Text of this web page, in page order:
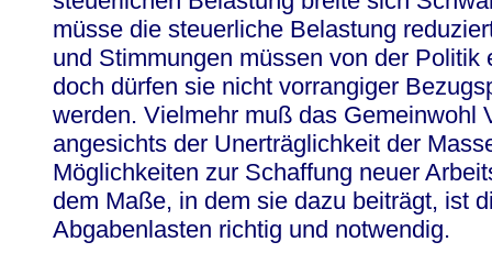
müsse die steuerliche Belastung
und Stimmungen müssen von der Politik
doch dürfen sie nicht vorrangiger
werden. Vielmehr muß das Gemeinwohl
angesichts der Unerträglichkeit der
Möglichkeiten zur Schaffung neuer
dem Maße, in dem sie dazu beiträgt, ist
Abgabenlasten richtig und notwendig.